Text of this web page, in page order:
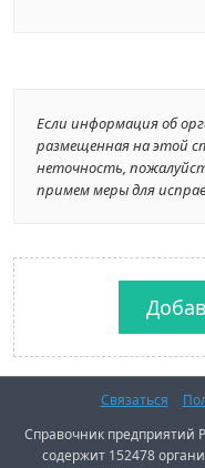
Если информация об
размещенная на этой
неточность,
примем меры для
Связаться
Справочник предприятий
содержит 152478